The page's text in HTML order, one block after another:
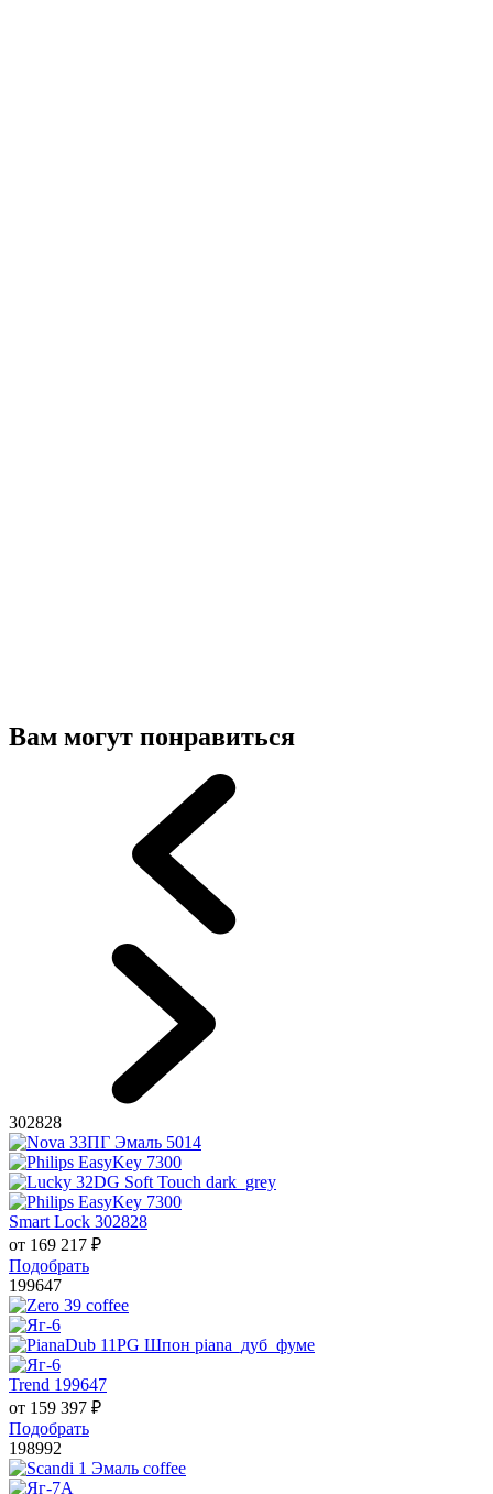
Вам могут понравиться
302828
Smart Lock 302828
от 169 217 ₽
Подобрать
199647
Trend 199647
от 159 397 ₽
Подобрать
198992